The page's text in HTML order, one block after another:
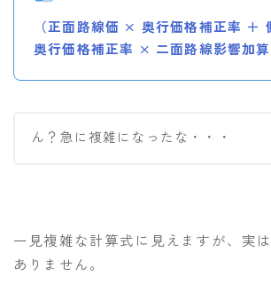
（正面路線価 × 奥行価格補正率 ＋
奥行価格補正率 × 二面路線影響加
ん？急に複雑になったな・・・
一見複雑な計算式に見えますが、実
ありません。